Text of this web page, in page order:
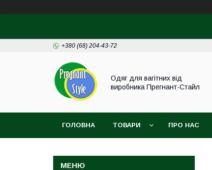
+380 (68) 204-43-72
Одяг для вагітних від
виробника Прегнант-Стайл
ГОЛОВНА ТОВАРИ ПРО НАС